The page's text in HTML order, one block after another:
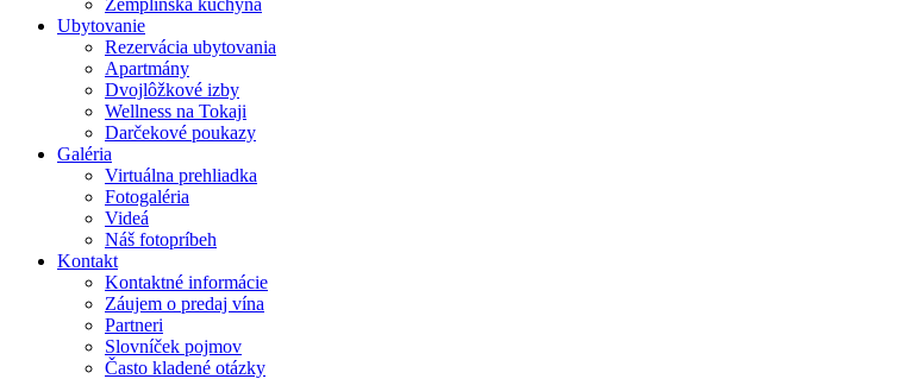
Zemplínska kuchyňa
Ubytovanie
Rezervácia ubytovania
Apartmány
Dvojlôžkové izby
Wellness na Tokaji
Darčekové poukazy
Galéria
Virtuálna prehliadka
Fotogaléria
Videá
Náš fotopríbeh
Kontakt
Kontaktné informácie
Záujem o predaj vína
Partneri
Slovníček pojmov
Často kladené otázky